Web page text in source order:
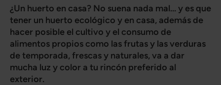
¿Un huerto en casa? No suena nada mal... y es que
tener un huerto ecológico y en casa, además de
hacer posible el cultivo y el consumo de
alimentos propios como las frutas y las verduras
de temporada, frescas y naturales, va a dar
mucha luz y color a tu rincón preferido al
exterior.